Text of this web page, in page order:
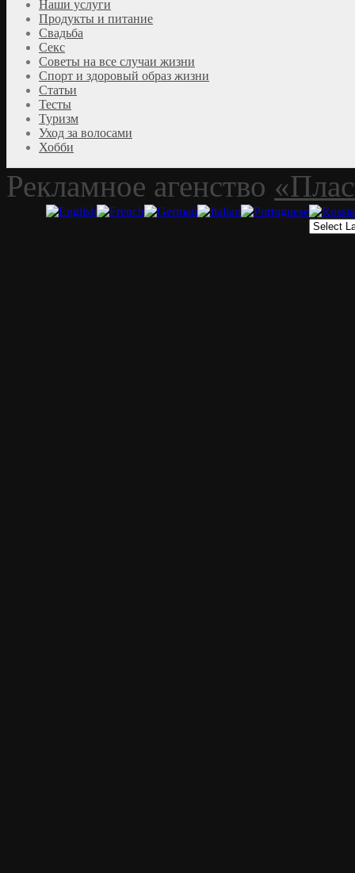
Наши услуги
Продукты и питание
Свадьба
Секс
Советы на все случаи жизни
Спорт и здоровый образ жизни
Статьи
Тесты
Туризм
Уход за волосами
Хобби
Рекламное агенство